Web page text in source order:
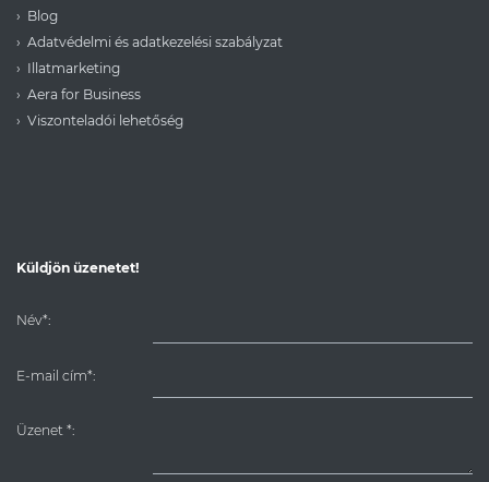
Blog
Adatvédelmi és adatkezelési szabályzat
Illatmarketing
Aera for Business
Viszonteladói lehetőség
Küldjön üzenetet!
Név*:
E-mail cím*:
Üzenet *: